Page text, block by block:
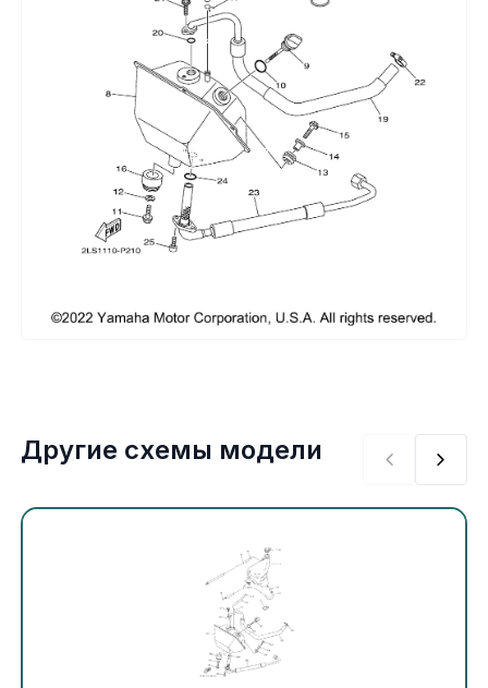
Тормозная система
Трансмиссия
Управление
Хранение и перевозка
Шноркели
Электрика
Другое
Движители (гребные винты)
Швартовное оборудование
Другие схемы модели